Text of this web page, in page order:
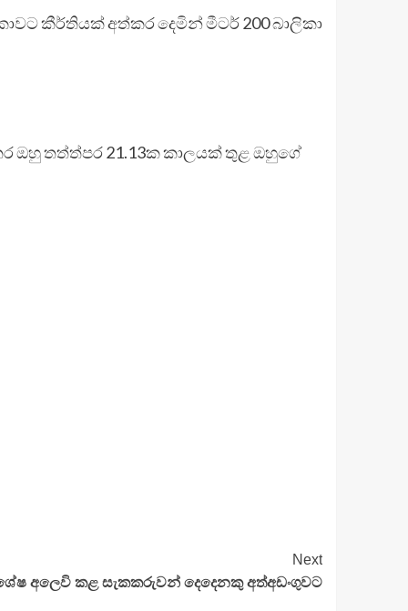
කීර්තියක් අත්කර දෙමින් මීටර් 200 බාලිකා
ඔහු තත්ත්පර 21.13ක කාලයක් තුළ ඔහුගේ
Next
අලෙවි කළ සැකකරුවන් දෙදෙනකු අත්අඩංගුවට